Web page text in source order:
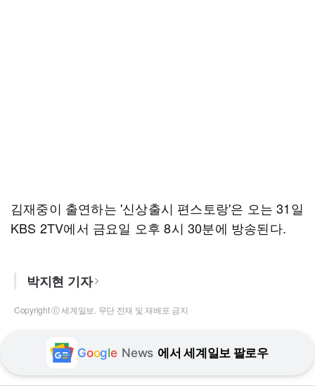
김재중이 출연하는 '신상출시 편스토랑'은 오는 31일
KBS 2TV에서 금요일 오후 8시 30분에 방송된다.
박지현 기자
Copyright ⓒ 세계일보. 무단 전재 및 재배포 금지
Google News 에서 세계일보 팔로우